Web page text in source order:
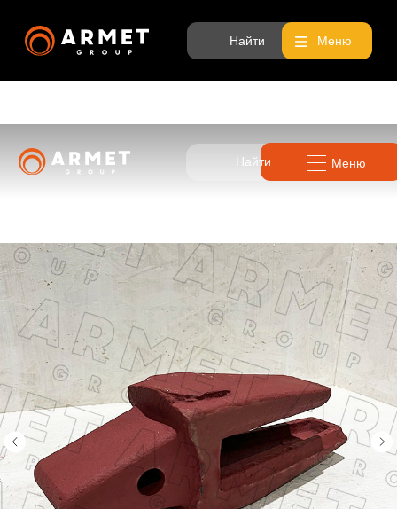
Найти